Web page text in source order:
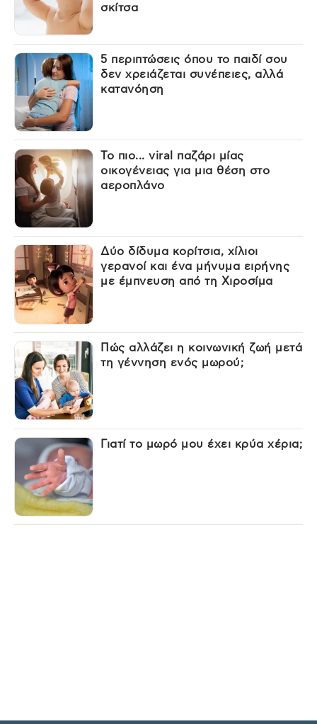
σκίτσα
5 περιπτώσεις όπου το παιδί σου
δεν χρειάζεται συνέπειες, αλλά
κατανόηση
Το πιο... viral παζάρι μίας
οικογένειας για μια θέση στο
αεροπλάνο
Δύο δίδυμα κορίτσια, χίλιοι
γερανοί και ένα μήνυμα ειρήνης
με έμπνευση από τη Χιροσίμα
Πώς αλλάζει η κοινωνική ζωή μετά
τη γέννηση ενός μωρού;
Γιατί το μωρό μου έχει κρύα χέρια;